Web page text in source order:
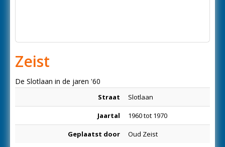
Zeist
De Slotlaan in de jaren '60
Straat Slotlaan
Jaartal 1960 tot 1970
Geplaatst door Oud Zeist